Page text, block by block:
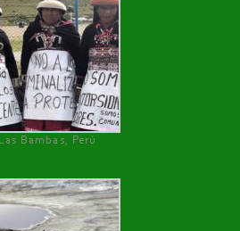
Las Bambas, Perú